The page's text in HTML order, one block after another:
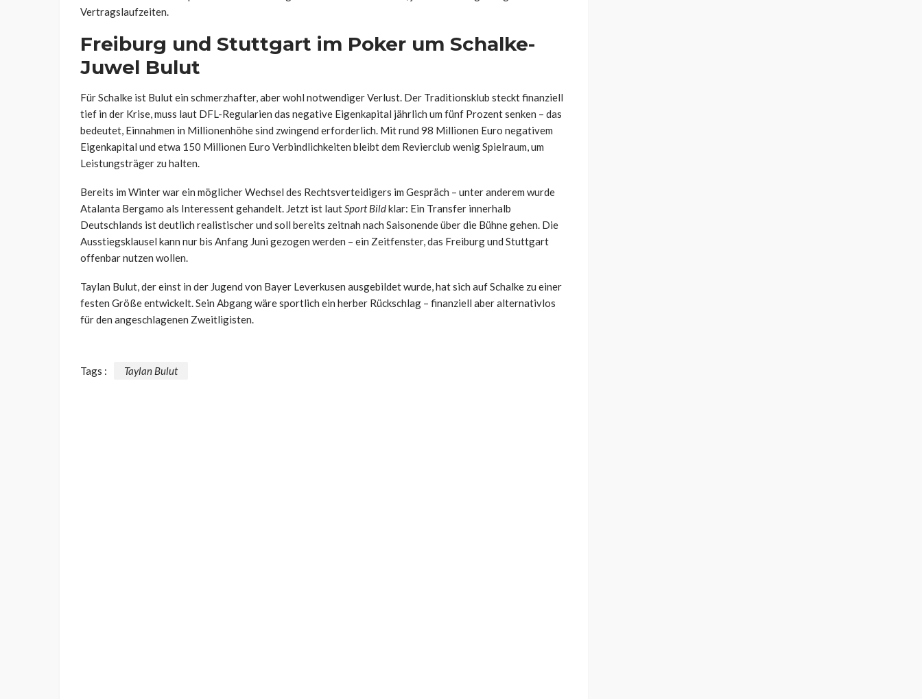
Vertragslaufzeiten.
Freiburg und Stuttgart im Poker um Schalke-
Juwel Bulut
Für Schalke ist Bulut ein schmerzhafter, aber wohl notwendiger Verlust. Der Traditionsklub steckt finanziell
tief in der Krise, muss laut DFL-Regularien das negative Eigenkapital jährlich um fünf Prozent senken – das
bedeutet, Einnahmen in Millionenhöhe sind zwingend erforderlich. Mit rund 98 Millionen Euro negativem
Eigenkapital und etwa 150 Millionen Euro Verbindlichkeiten bleibt dem Revierclub wenig Spielraum, um
Leistungsträger zu halten.
Bereits im Winter war ein möglicher Wechsel des Rechtsverteidigers im Gespräch – unter anderem wurde
Atalanta Bergamo als Interessent gehandelt. Jetzt ist lautSport Bildklar: Ein Transfer innerhalb
Deutschlands ist deutlich realistischer und soll bereits zeitnah nach Saisonende über die Bühne gehen. Die
Ausstiegsklausel kann nur bis Anfang Juni gezogen werden – ein Zeitfenster, das Freiburg und Stuttgart
offenbar nutzen wollen.
Taylan Bulut, der einst in der Jugend von Bayer Leverkusen ausgebildet wurde, hat sich auf Schalke zu einer
festen Größe entwickelt. Sein Abgang wäre sportlich ein herber Rückschlag – finanziell aber alternativlos
für den angeschlagenen Zweitligisten.
Tags : Taylan Bulut